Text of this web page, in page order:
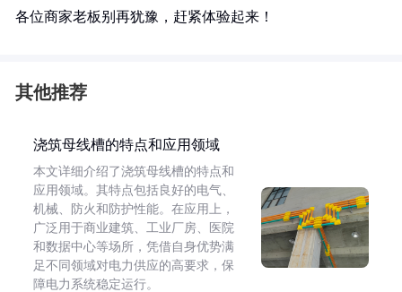
各位商家老板别再犹豫，赶紧体验起来！
其他推荐
浇筑母线槽的特点和应用领域
本文详细介绍了浇筑母线槽的特点和
应用领域。其特点包括良好的电气、
机械、防火和防护性能。在应用上，
广泛用于商业建筑、工业厂房、医院
和数据中心等场所，凭借自身优势满
足不同领域对电力供应的高要求，保
障电力系统稳定运行。